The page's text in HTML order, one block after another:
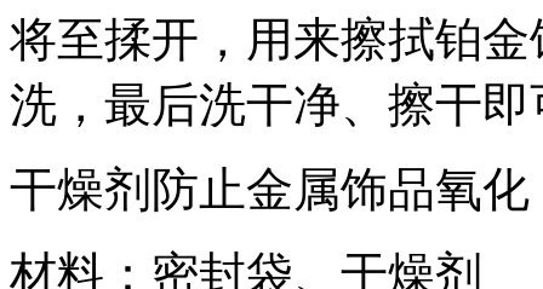
将至揉开，用来擦拭铂
洗，最后洗干净、擦干即
干燥剂防止金属饰品氧化
材料：密封袋、干燥剂